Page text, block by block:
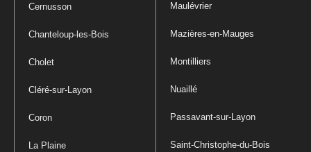
Cernusson
Chanteloup-les-Bois
Cholet
Cléré-sur-Layon
Coron
La Plaine
Maulévrier
Mazières-en-Mauges
Montilliers
Nuaillé
Passavant-sur-Layon
Saint-Christophe-du-Bois